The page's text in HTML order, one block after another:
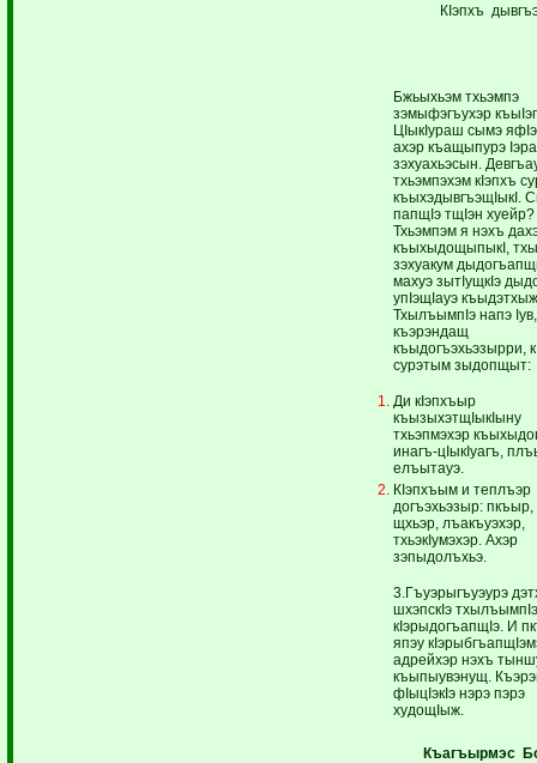
КIэпхъ
Бжьыхьэм тхьэмпэ
зэмыфэгъухэр
ЦIыкIураш сымэ
ахэр къащыпурэ
зэхуахьэсын.
тхьэмпэхэм кIэпхъ
къыхэдывгъэщIыкI.
папщIэ тщIэн хуейр?
Тхьэмпэм я нэхъ
къыхыдощыпыкI,
зэхуакум
махуэ зытIущкIэ
упIэщIауэ
ТхылъымпIэ напэ
къэрэндащ
къыдогъэхьэзырри,
сурэтым зыдопщыт:
Ди кIэпхъыр
къызыхэтщIыкIыну
тхьэпмэхэр
инагъ-цIыкIуагъ,
елъытауэ.
КIэпхъым и теплъэр
догъэхьэзыр: пкъыр,
щхьэр, лъакъуэхэр,
тхьэкIумэхэр. Ахэр
зэпыдолъхьэ.
3.Гъуэрыгъуэурэ
шхэпскIэ
кIэрыдогъапщIэ. И
япэу
адрейхэр нэхъ
къыпыувэнущ.
фIыцIэкIэ нэрэ пэрэ
худощIыж.
Къагъырмэс